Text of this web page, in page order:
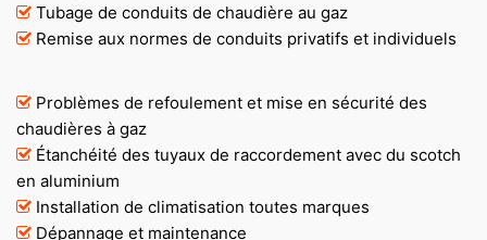
Tubage de conduits de chaudière au gaz
Remise aux normes de conduits privatifs et individuels
Problèmes de refoulement et mise en sécurité des
chaudières à gaz
Étanchéité des tuyaux de raccordement avec du scotch
en aluminium
Installation de climatisation toutes marques
Dépannage et maintenance